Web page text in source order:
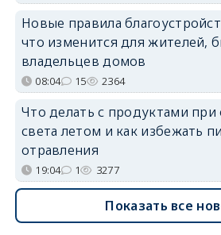
Новые правила
что изменится для жителей,
владельцев домов
08:04 15 2364
Что делать с продуктами
света летом и как избежать
отравления
19:04 1 3277
Показать все